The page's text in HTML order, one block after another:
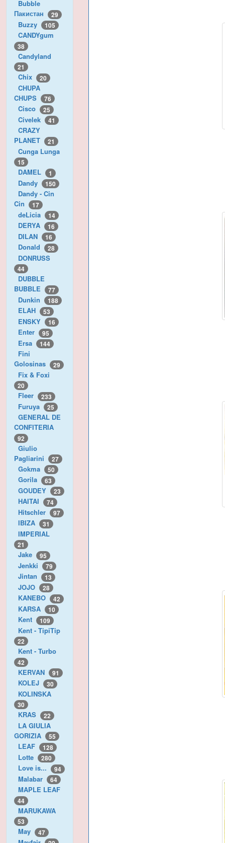
Bubble
Пакистан
29
Buzzy 105
CANDYgum
38
Candyland
21
Chix 20
CHUPA
CHUPS
76
Cisco 25
Civelek 41
CRAZY
PLANET
21
Cunga Lunga
15
DAMEL 1
Dandy 150
Dandy - Cin
Cin
17
deLicia 14
DERYA 16
DILAN 16
Donald 28
DONRUSS
44
DUBBLE
BUBBLE
77
Dunkin 188
ELAH 53
ENSKY 16
Enter 95
Ersa 144
Fini
Golosinas
29
Fix & Foxi
20
Fleer 233
Furuya 25
GENERAL DE
CONFITERIA
92
Giulio
Pagliarini
27
Gokma 50
Gorila 63
GOUDEY 23
HAITAI 74
Hitschler 97
IBIZA 31
IMPERIAL
21
Jake 95
Jenkki 79
Jintan 13
JOJO 28
KANEBO 42
KARSA 10
Kent 109
Kent - TipiTip
22
Kent - Turbo
42
KERVAN 91
KOLEJ 30
KOLINSKA
30
KRAS 22
LA GIULIA
GORIZIA
55
LEAF 128
Lotte 280
Love is... 94
Malabar 64
MAPLE LEAF
44
MARUKAWA
53
May 47